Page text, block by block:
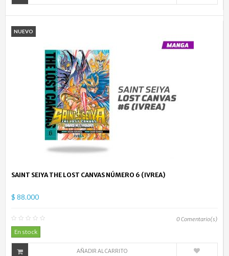
NUEVO
SAINT SEIYA THE LOST CANVAS NÚMERO 6 (IVREA)
$ 88.000
0Comentario(s)
En stock
AÑADIR AL CARRITO